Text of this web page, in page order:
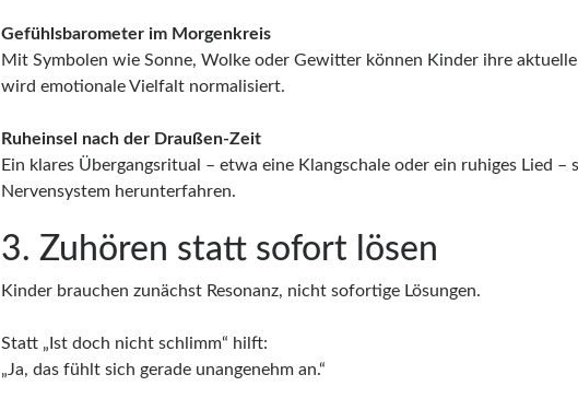
Gefühlsbarometer im Morgenkreis
Mit Symbolen wie Sonne, Wolke oder Gewitter können Kinder ihre
wird emotionale Vielfalt normalisiert.
Ruheinsel nach der Draußen-Zeit
Ein klares Übergangsritual – etwa eine Klangschale oder ein ruhiges Lied –
Nervensystem herunterfahren.
3. Zuhören statt sofort lösen
Kinder brauchen zunächst Resonanz, nicht sofortige Lösungen.
Statt „Ist doch nicht schlimm“ hilft:
„Ja, das fühlt sich gerade unangenehm an.“